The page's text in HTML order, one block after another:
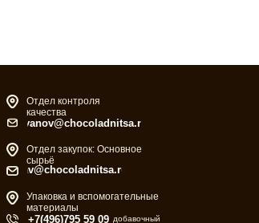
ivanov@chocoladnitsa.ru
Отдел контроля
качества
добавочный
+7(496)795 59 09
Упаковка и вспомогательные
материалы
av@chocoladnitsa.ru
Отдел закупок: Основное
сырьё